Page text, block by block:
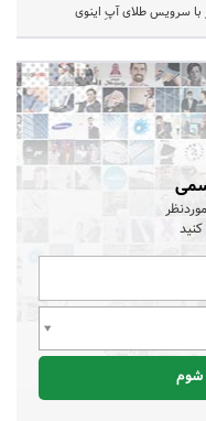
با سرویس طلای آپِ اینوی